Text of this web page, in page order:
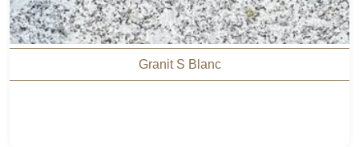
Granit S Blanc